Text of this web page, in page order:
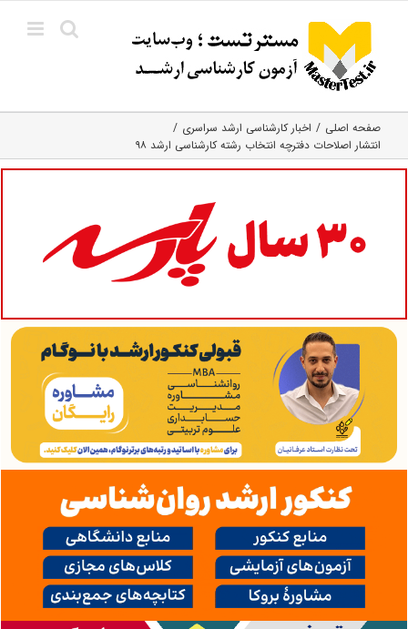
content
صفحه اصلی
اخبار کارشناسی ارشد سراسری
انتشار اصلاحات دفترچه انتخاب رشته کارشناسی ارشد ۹۸